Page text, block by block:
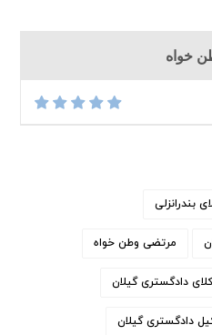
خواه
بندرانزلی
مرتضی وطن خواه
دادگستری گیلان
دادگستری گیلان